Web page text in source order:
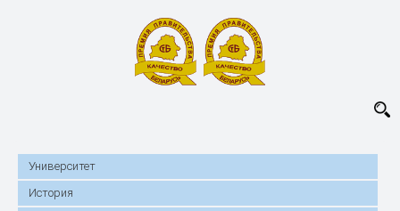
Университет
История